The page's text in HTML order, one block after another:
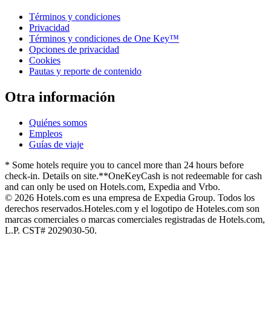
Términos y condiciones
Privacidad
Términos y condiciones de One Key™
Opciones de privacidad
Cookies
Pautas y reporte de contenido
Otra información
Quiénes somos
Empleos
Guías de viaje
* Some hotels require you to cancel more than 24 hours before
check-in. Details on site.**OneKeyCash is not redeemable for cash
and can only be used on Hotels.com, Expedia and Vrbo.
© 2026 Hotels.com es una empresa de Expedia Group. Todos los
derechos reservados.Hoteles.com y el logotipo de Hoteles.com son
marcas comerciales o marcas comerciales registradas de Hotels.com,
L.P. CST# 2029030-50.